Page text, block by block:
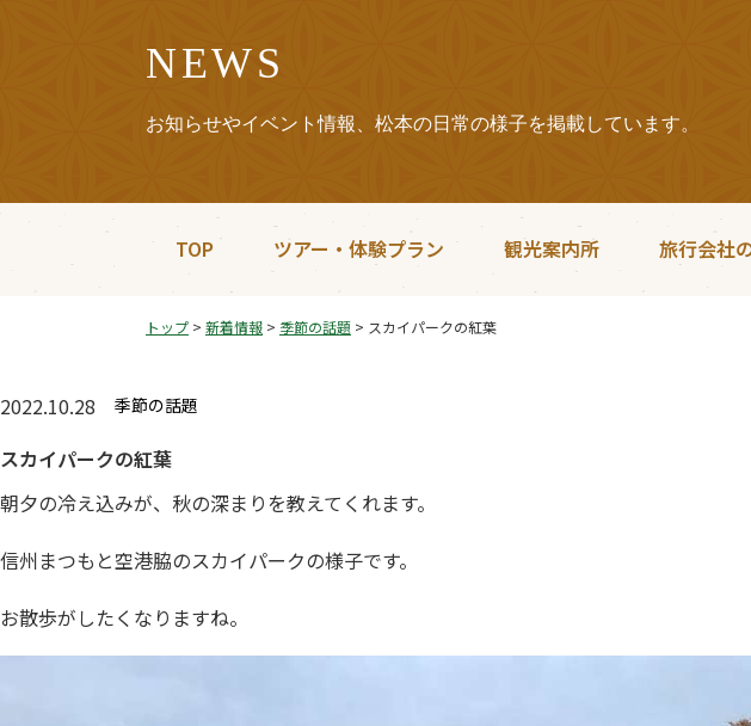
NEWS
お知らせやイベント情報、松本の日常の様子を掲載しています。
TOP ツアー・体験プラン 観光案内所 旅行会社
トップ > 新着情報 > 季節の話題 > スカイパークの紅葉
2022.10.28 季節の話題
スカイパークの紅葉
朝夕の冷え込みが、秋の深まりを教えてくれます。
信州まつもと空港脇のスカイパークの様子です。
お散歩がしたくなりますね。